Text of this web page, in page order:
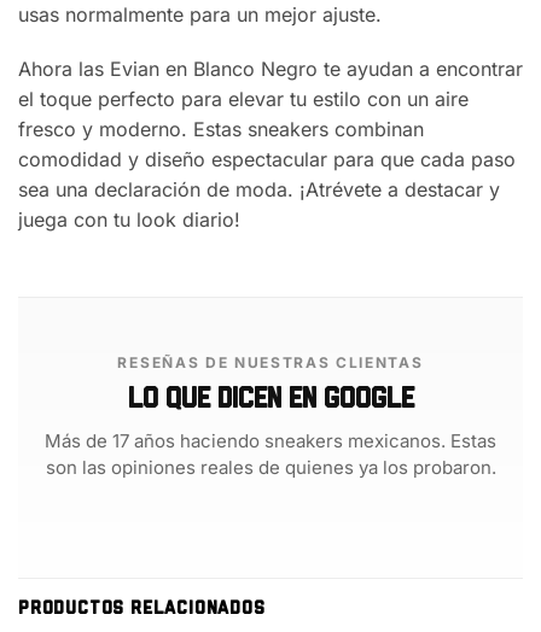
usas normalmente para un mejor ajuste.
Ahora las Evian en Blanco Negro te ayudan a encontrar
el toque perfecto para elevar tu estilo con un aire
fresco y moderno. Estas sneakers combinan
comodidad y diseño espectacular para que cada paso
sea una declaración de moda. ¡Atrévete a destacar y
juega con tu look diario!
RESEÑAS DE NUESTRAS CLIENTAS
Lo que dicen en Google
Más de 17 años haciendo sneakers mexicanos. Estas
son las opiniones reales de quienes ya los probaron.
PRODUCTOS RELACIONADOS